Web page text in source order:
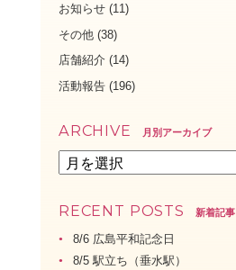
お知らせ (11)
その他 (38)
店舗紹介 (14)
活動報告 (196)
ARCHIVE 月別アーカイブ
RECENT POSTS 新着記事
8/6 広島平和記念日
8/5 駅立ち（垂水駅）